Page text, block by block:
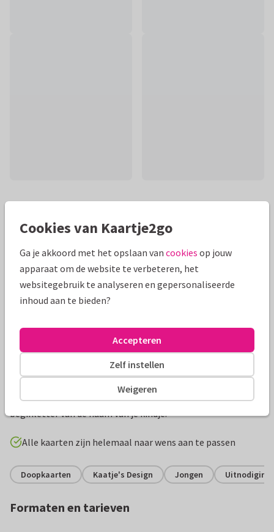
Productinformatie
Klassiek kaartje in het blauw voor het doopsel met foto en
beginletter van de naam van je kindje.
Alle kaarten zijn helemaal naar wens aan te passen
Doopkaarten Kaatje's Design Jongen Uitnodiging
Formaten en tarieven
Cookies van Kaartje2go
Ga je akkoord met het opslaan van cookies op jouw
apparaat om de website te verbeteren, het
websitegebruik te analyseren en gepersonaliseerde
inhoud aan te bieden?
Weigeren
Zelf instellen
Accepteren